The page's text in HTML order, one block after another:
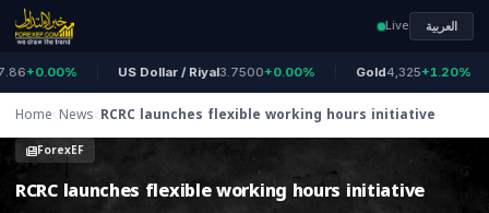
Live العربية
+0.00% US Dollar / Riyal3.7500+0.00% Gold4,325+1.20%
Home News ‎RCRC launches flexible working hours initiative
ForexEF
‎RCRC launches flexible working hours initiative